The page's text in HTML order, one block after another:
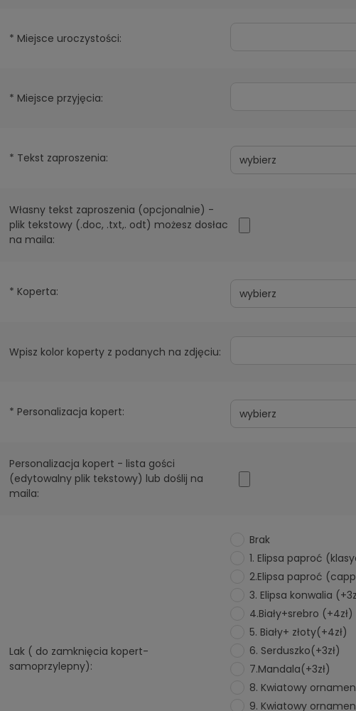
* Miejsce uroczystości:
* Miejsce przyjęcia:
* Tekst zaproszenia:
Własny tekst zaproszenia (opcjonalnie) -
plik tekstowy (.doc, .txt,. odt) możesz dosłac
na maila:
* Koperta:
Wpisz kolor koperty z podanych na zdjęciu:
* Personalizacja kopert:
Personalizacja kopert - lista gości
(edytowalny plik tekstowy) lub doślij na
maila:
Lak ( do zamknięcia kopert-
samoprzylepny):
Brak
1. Elipsa paproć
2.Elipsa paproć
3. Elipsa konwalia
4.Biały+srebro (+4zł)
5. Biały+ złoty(+4zł)
6. Serduszko(+3zł)
7.Mandala(+3zł)
8. Kwiatowy
9. Kwiatowy